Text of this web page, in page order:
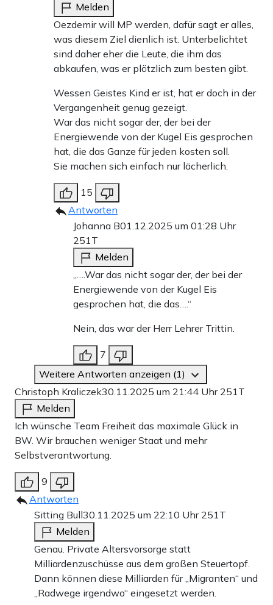
Melden
Oezdemir will MP werden, dafür sagt er alles,
was diesem Ziel dienlich ist. Unterbelichtet
sind daher eher die Leute, die ihm das
abkaufen, was er plötzlich zum besten gibt.
Wessen Geistes Kind er ist, hat er doch in der
Vergangenheit genug gezeigt.
War das nicht sogar der, der bei der
Energiewende von der Kugel Eis gesprochen
hat, die das Ganze für jeden kosten soll.
Sie machen sich einfach nur lächerlich.
15
Antworten
Johanna B01.12.2025 um 01:28 Uhr
251T
Melden
„….War das nicht sogar der, der bei der
Energiewende von der Kugel Eis
gesprochen hat, die das….“
Nein, das war der Herr Lehrer Trittin.
7
Weitere Antworten anzeigen (1)
Christoph Kraliczek30.11.2025 um 21:44 Uhr 251T
Melden
Ich wünsche Team Freiheit das maximale Glück in
BW. Wir brauchen weniger Staat und mehr
Selbstverantwortung.
9
Antworten
Sitting Bull30.11.2025 um 22:10 Uhr 251T
Melden
Genau. Private Altersvorsorge statt
Milliardenzuschüsse aus dem großen Steuertopf.
Dann können diese Milliarden für „Migranten“ und
„Radwege irgendwo“ eingesetzt werden.